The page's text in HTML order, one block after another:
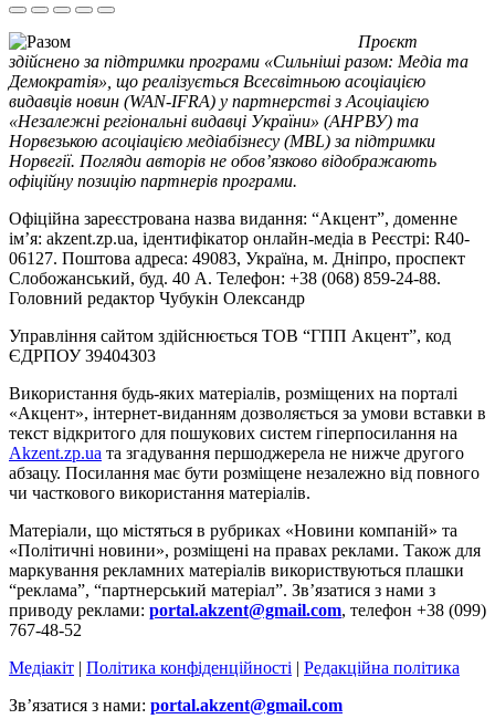
Проєкт
здійснено за підтримки програми «Сильніші разом: Медіа та
Демократія», що реалізується Всесвітньою асоціацією
видавців новин (WAN-IFRA) у партнерстві з Асоціацією
«Незалежні регіональні видавці України» (АНРВУ) та
Норвезькою асоціацією медіабізнесу (MBL) за підтримки
Норвегії. Погляди авторів не обов’язково відображають
офіційну позицію партнерів програми.
Офіційна зареєстрована назва видання: “Акцент”, доменне
ім’я: akzent.zp.ua, ідентифікатор онлайн-медіа в Реєстрі: R40-
06127. Поштова адреса: 49083, Україна, м. Дніпро, проспект
Слобожанський, буд. 40 А. Телефон: +38 (068) 859-24-88.
Головний редактор Чубукін Олександр
Управління сайтом здійснюється ТОВ “ГПП Акцент”, код
ЄДРПОУ 39404303
Використання будь-яких матеріалів, розміщених на порталі
«Акцент», інтернет-виданням дозволяється за умови вставки в
текст відкритого для пошукових систем гіперпосилання на
Akzent.zp.ua та згадування першоджерела не нижче другого
абзацу. Посилання має бути розміщене незалежно від повного
чи часткового використання матеріалів.
Матеріали, що містяться в рубриках «Новини компаній» та
«Політичні новини», розміщені на правах реклами. Також для
маркування рекламних матеріалів використвуються плашки
“реклама”, “партнерський матеріал”. Зв’язатися з нами з
приводу реклами: portal.akzent@gmail.com, телефон +38 (099)
767-48-52
Медіакіт | Політика конфіденційності | Редакційна політика
Зв’язатися з нами: portal.akzent@gmail.com